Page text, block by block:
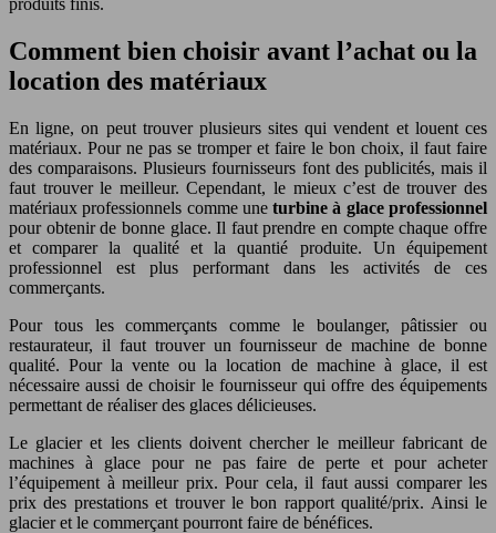
Comment bien choisir avant l’achat ou la
location des matériaux
En ligne, on peut trouver plusieurs sites qui vendent et louent ces
matériaux. Pour ne pas se tromper et faire le bon choix, il faut faire
des comparaisons. Plusieurs fournisseurs font des publicités, mais il
faut trouver le meilleur. Cependant, le mieux c’est de trouver des
matériaux professionnels comme uneturbine à glace professionnel
pour obtenir de bonne glace. Il faut prendre en compte chaque offre
et comparer la qualité et la quantié produite. Un équipement
professionnel est plus performant dans les activités de ces
commerçants.
Pour tous les commerçants comme le boulanger, pâtissier ou
restaurateur, il faut trouver un fournisseur de machine de bonne
qualité. Pour la vente ou la location de machine à glace, il est
nécessaire aussi de choisir le fournisseur qui offre des équipements
permettant de réaliser des glaces délicieuses.
Le glacier et les clients doivent chercher le meilleur fabricant de
machines à glace pour ne pas faire de perte et pour acheter
l’équipement à meilleur prix. Pour cela, il faut aussi comparer les
prix des prestations et trouver le bon rapport qualité/prix. Ainsi le
glacier et le commerçant pourront faire de bénéfices.